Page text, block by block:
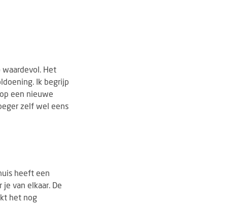
waardevol. Het
Ik begrijp
een nieuwe
zelf wel eens
heeft een
van elkaar. De
het nog